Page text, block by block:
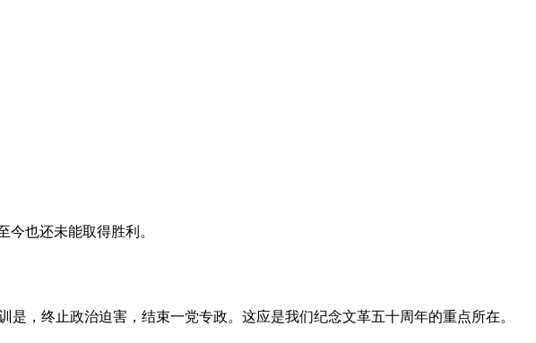
也还未能取得胜利。
，终止政治迫害，结束一党专政。这应是我们纪念文革五十周年的重点所在。